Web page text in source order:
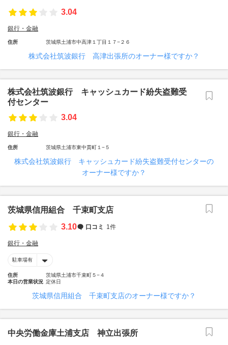
3.04
銀行・金融
住所 茨城県土浦市中高津１丁目１７−２６
株式会社筑波銀行 高津出張所のオーナー様ですか？
株式会社筑波銀行 キャッシュカード紛失盗難受
付センター
3.04
銀行・金融
住所 茨城県土浦市東中貫町１−５
株式会社筑波銀行 キャッシュカード紛失盗難受付センターの
オーナー様ですか？
茨城県信用組合 千束町支店
3.10
口コミ 1件
銀行・金融
駐車場有
住所
茨城県土浦市千束町５−４
本日の営業状況 定休日
茨城県信用組合 千束町支店のオーナー様ですか？
中央労働金庫土浦支店 神立出張所